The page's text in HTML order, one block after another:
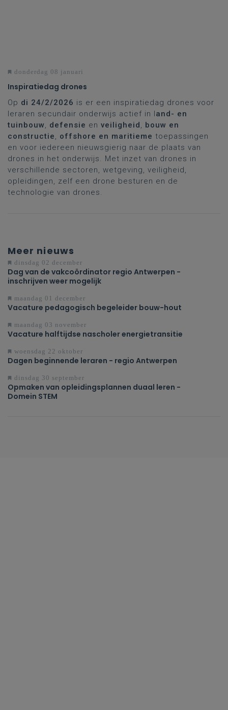
donderdag 08 januari
Inspiratiedag drones
Op di 24/2/2026 is er een inspiratiedag drones voor
leraren secundair onderwijs actief in land- en
tuinbouw, defensie en veiligheid, bouw en
constructie, offshore en maritieme toepassingen
en voor iedereen nieuwsgierig naar de plaats van
drones in het onderwijs. Met inzet van drones in
verschillende sectoren, wetgeving, veiligheid,
opleidingen, zelf een drone besturen en de
technologie van drones.
Meer nieuws
dinsdag 02 december
Dag van de vakcoördinator regio Antwerpen -
inschrijven weer mogelijk
maandag 01 december
Vacature pedagogisch begeleider bouw-hout
maandag 03 november
Vacature halftijdse nascholer energietransitie
woensdag 22 oktober
Dagen beginnende leraren - regio Antwerpen
dinsdag 30 september
Opmaken van opleidingsplannen duaal leren -
Domein STEM